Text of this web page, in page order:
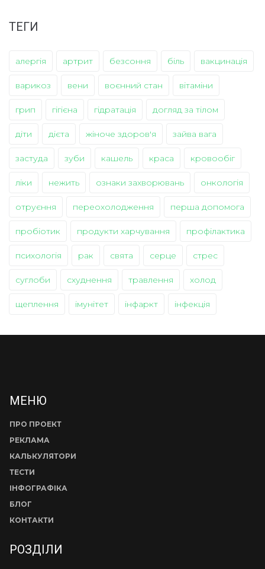
ТЕГИ
алергія артрит безсоння біль вакцинація
варикоз вени воєнний стан вітаміни
грип гігієна гідратація догляд за тілом
діти дієта жіноче здоров'я зайва вага
застуда зуби кашель краса кровообіг
ліки нежить ознаки захворювань онкологія
отруєння переохолодження перша допомога
пробіотик продукти харчування профілактика
психологія рак свята серце стрес
суглоби схуднення травлення холод
щеплення імунітет інфаркт інфекція
МЕНЮ
ПРО ПРОЕКТ
РЕКЛАМА
КАЛЬКУЛЯТОРИ
ТЕСТИ
ІНФОГРАФІКА
БЛОГ
КОНТАКТИ
РОЗДІЛИ